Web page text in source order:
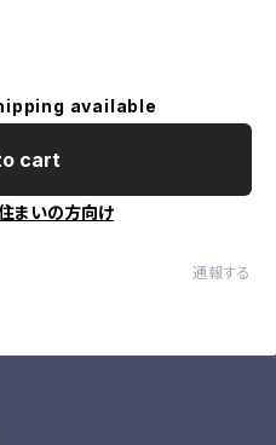
available
cart
まいの方向け
通報する